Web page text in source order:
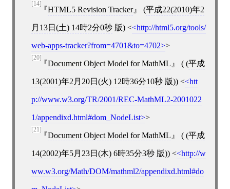
[14]
HTML5 Revision Tracker (平成22(2010)年2
月13日(土) 14時2分0秒版) < http://html5.org/tools/
web-apps-tracker?from=4701&to=4702 >
[20]
Document Object Model for MathML ( (平成
13(2001)年2月20日(火) 12時36分10秒版)) < htt
p://www.w3.org/TR/2001/REC-MathML2-2001022
1/appendixd.html#dom_NodeList >
[21]
Document Object Model for MathML ( (平成
14(2002)年5月23日(木) 6時35分3秒版)) < http://w
ww.w3.org/Math/DOM/mathml2/appendixd.html#do